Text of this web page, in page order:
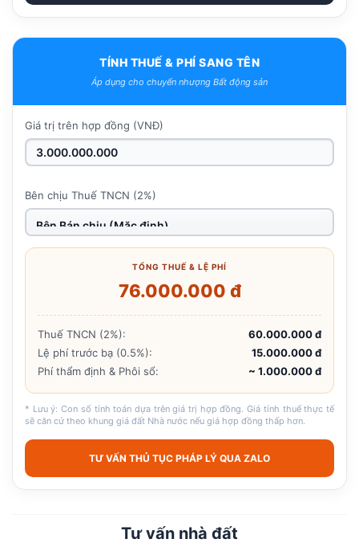
TÍNH THUẾ & PHÍ SANG TÊN
Áp dụng cho chuyển nhượng Bất động sản
Giá trị trên hợp đồng (VNĐ)
Bên chịu Thuế TNCN (2%)
TỔNG THUẾ & LỆ PHÍ
76.000.000 đ
Thuế TNCN (2%):
60.000.000 đ
Lệ phí trước bạ (0.5%):
15.000.000 đ
Phí thẩm định & Phôi sổ:
~ 1.000.000 đ
* Lưu ý: Con số tính toán dựa trên giá trị hợp đồng. Giá tính thuế thực tế
sẽ căn cứ theo khung giá đất Nhà nước nếu giá hợp đồng thấp hơn.
TƯ VẤN THỦ TỤC PHÁP LÝ QUA ZALO
Tư vấn nhà đất